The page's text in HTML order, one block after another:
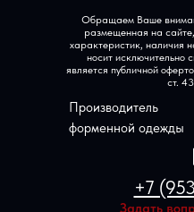
+7
Обращаем Ваше
размещенная на
характеристик, наличия
носит исключительно
является публичной
ст.
Задать
Производитель
форменной одежды